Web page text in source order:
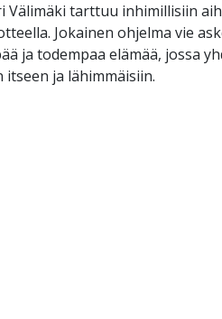
Välimäki tarttuu inhimillisiin
Jokainen ohjelma vie
ja todempaa elämää, jossa
itseen ja lähimmäisiin.